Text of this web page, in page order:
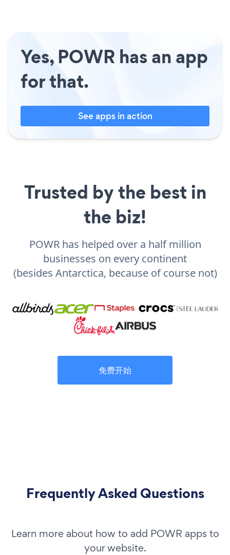
Yes, POWR has an app
for that.
See apps in action
Trusted by the best in
the biz!
POWR has helped over a half million
businesses on every continent
(besides Antarctica, because of course not)
免费开始
Frequently Asked Questions
Learn more about how to add POWR apps to
your website.